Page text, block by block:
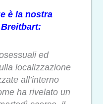
è la nostra
ed
localizzazione
all’interno
ha rivelato un